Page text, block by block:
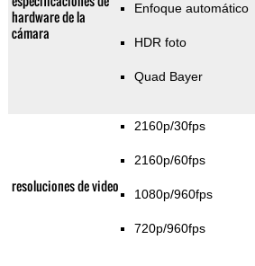
hardware de la
cámara
Enfoque automático
HDR foto
Quad Bayer
resoluciones de video
2160p/30fps
2160p/60fps
1080p/960fps
720p/960fps